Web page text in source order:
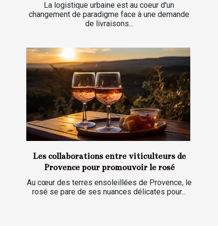
La logistique urbaine est au coeur d'un
changement de paradigme face à une demande
de livraisons...
Les collaborations entre viticulteurs de
Provence pour promouvoir le rosé
Au cœur des terres ensoleillées de Provence, le
rosé se pare de ses nuances délicates pour...